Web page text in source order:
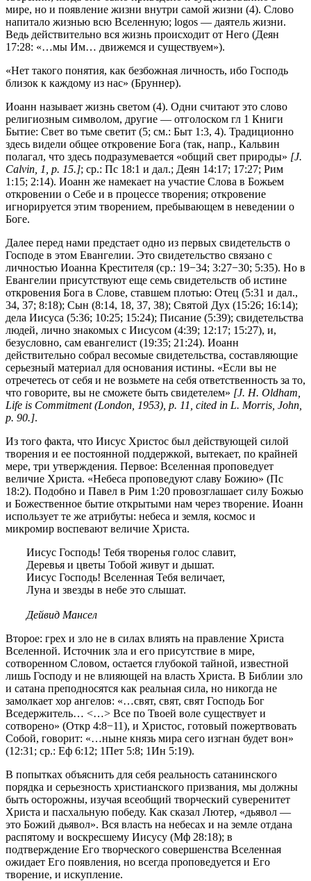
мире, но и появление жизни внутри самой жизни (4). Слово
напитало жизнью всю Вселенную; logos — даятель жизни.
Ведь действительно вся жизнь происходит от Него (Деян
17:28: «…мы Им… движемся и существуем»).
«Нет такого понятия, как безбожная личность, ибо Господь
близок к каждому из нас» (Бруннер).
Иоанн называет жизнь светом (4). Одни считают это слово
религиозным символом, другие — отголоском гл 1 Книги
Бытие: Свет во тьме светит (5; см.: Быт 1:3, 4). Традиционно
здесь видели общее откровение Бога (так, напр., Кальвин
полагал, что здесь подразумевается «общий свет природы» [J.
Calvin, 1, р. 15.]; ср.: Пс 18:1 и дал.; Деян 14:17; 17:27; Рим
1:15; 2:14). Иоанн же намекает на участие Слова в Божьем
откровении о Себе и в процессе творения; откровение
игнорируется этим творением, пребывающем в неведении о
Боге.
Далее перед нами предстает одно из первых свидетельств о
Господе в этом Евангелии. Это свидетельство связано с
личностью Иоанна Крестителя (ср.: 19−34; 3:27−30; 5:35). Но в
Евангелии присутствуют еще семь свидетельств об истине
откровения Бога в Слове, ставшем плотью: Отец (5:31 и дал.,
34, 37; 8:18); Сын (8:14, 18, 37, 38); Святой Дух (15:26; 16:14);
дела Иисуса (5:36; 10:25; 15:24); Писание (5:39); свидетельства
людей, лично знакомых с Иисусом (4:39; 12:17; 15:27), и,
безусловно, сам евангелист (19:35; 21:24). Иоанн
действительно собрал весомые свидетельства, составляющие
серьезный материал для основания истины. «Если вы не
отречетесь от себя и не возьмете на себя ответственность за то,
что говорите, вы не сможете быть свидетелем» [J. Н. Oldham,
Life is Commitment (London, 1953), p. 11, cited in L. Morris, John,
p. 90.].
Из того факта, что Иисус Христос был действующей силой
творения и ее постоянной поддержкой, вытекает, по крайней
мере, три утверждения. Первое: Вселенная проповедует
величие Христа. «Небеса проповедуют славу Божию» (Пс
18:2). Подобно и Павел в Рим 1:20 провозглашает силу Божью
и Божественное бытие открытыми нам через творение. Иоанн
использует те же атрибуты: небеса и земля, космос и
микромир воспевают величие Христа.
Иисус Господь! Тебя творенья голос славит,
Деревья и цветы Тобой живут и дышат.
Иисус Господь! Вселенная Тебя величает,
Луна и звезды в небе это слышат.
Дейвид Мансел
Второе: грех и зло не в силах влиять на правление Христа
Вселенной. Источник зла и его присутствие в мире,
сотворенном Словом, остается глубокой тайной, известной
лишь Господу и не влияющей на власть Христа. В Библии зло
и сатана преподносятся как реальная сила, но никогда не
замолкает хор ангелов: «…свят, свят, свят Господь Бог
Вседержитель… <…> Все по Твоей воле существует и
сотворено» (Откр 4:8−11), и Христос, готовый пожертвовать
Собой, говорит: «…ныне князь мира сего изгнан будет вон»
(12:31; ср.: Еф 6:12; 1Пет 5:8; 1Ин 5:19).
В попытках объяснить для себя реальность сатанинского
порядка и серьезность христианского призвания, мы должны
быть осторожны, изучая всеобщий творческий суверенитет
Христа и пасхальную победу. Как сказал Лютер, «дьявол —
это Божий дьявол». Вся власть на небесах и на земле отдана
распятому и воскресшему Иисусу (Мф 28:18); в
подтверждение Его творческого совершенства Вселенная
ожидает Его появления, но всегда проповедуется и Его
творение, и искупление.